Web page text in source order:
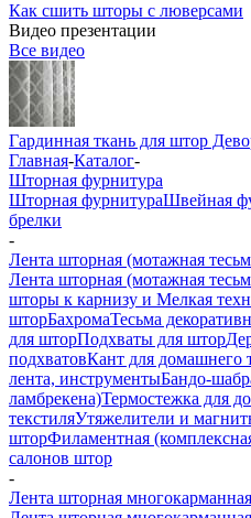
Как сшить шторы с люверсами
Видео презентации
Все видео
Гардинная ткань для штор
Главная-Каталог-
Шторная фурнитура
Шторная фурнитураШвейная
брелки
-
Лента шторная (мотажная
Лента шторная (мотажная
шторы к карнизу и Мелкая
шторБахромаТесьма
для шторПодхваты для штор
подхватовКант для домашнего
лента, инструментыБандо-
ламбрекена)Термостежка для
текстиляУтяжелители и
шторФиламентная
салонов штор
-
Лента шторная